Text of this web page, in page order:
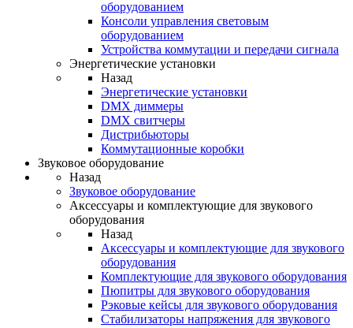
оборудованием
Консоли управления световым
оборудованием
Устройства коммутации и передачи сигнала
Энергетические установки
Назад
Энергетические установки
DMX диммеры
DMX свитчеры
Дистрибьюторы
Коммутационные коробки
Звуковое оборудование
Назад
Звуковое оборудование
Аксессуары и комплектующие для звукового
оборудования
Назад
Аксессуары и комплектующие для звукового
оборудования
Комплектующие для звукового оборудования
Пюпитры для звукового оборудования
Рэковые кейсы для звукового оборудования
Стабилизаторы напряжения для звукового